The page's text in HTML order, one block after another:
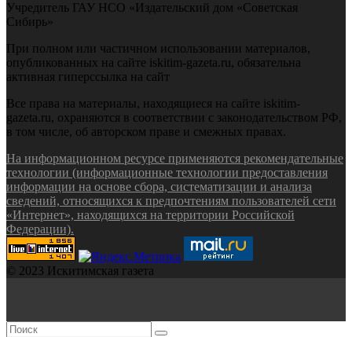
Учредитель ГАУ НСО «Издательский дом «Советская
Сибирь»
При полном или частичном использовании материалов,
опубликованных на сайте iskitim-gazeta.ru, обязательна
активная гиперссылка на сайт
Все права на материалы, находящиеся на сайте iskitim-
gazeta.ru, охраняются в соответствии с законодательством РФ,
в том числе, об авторском праве и смежных правах.
На информационном ресурсе применяются рекомендательные
технологии (информационные технологии предоставления
информации на основе сбора, систематизации и анализа
сведений, относящихся к предпочтениям пользователей сети
«Интернет», находящихся на территории Российской
Федерации).
© 2023 Искитимская газета